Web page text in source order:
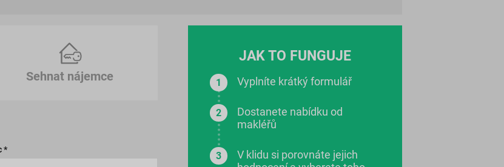
Sehnat nájemce
*
JAK TO FUNGUJE
Vyplníte krátký formulář
Dostanete nabídku od
makléřů
V klidu si porovnáte jejich